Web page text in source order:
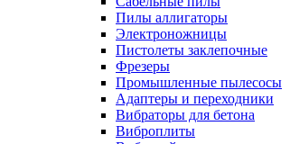
Пилы аллигаторы
Электроножницы
Пистолеты заклепочные
Фрезеры
Промышленные пылесосы
Адаптеры и переходники
Вибраторы для бетона
Виброплиты